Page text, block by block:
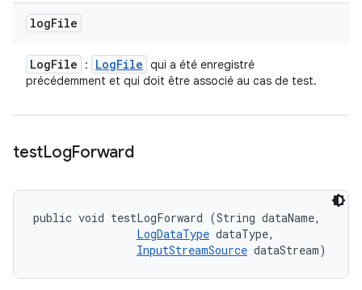
logFile
LogFile : LogFile qui a été enregistré
précédemment et qui doit être associé au cas de test.
testLogForward
public void testLogForward (String dataName,
LogDataType dataType,
InputStreamSource dataStream)